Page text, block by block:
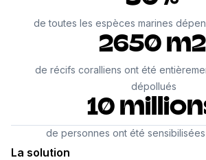
de toutes les espèces marines
2650 m2
de récifs coralliens ont été
dépollués
10
de personnes ont été
La solution